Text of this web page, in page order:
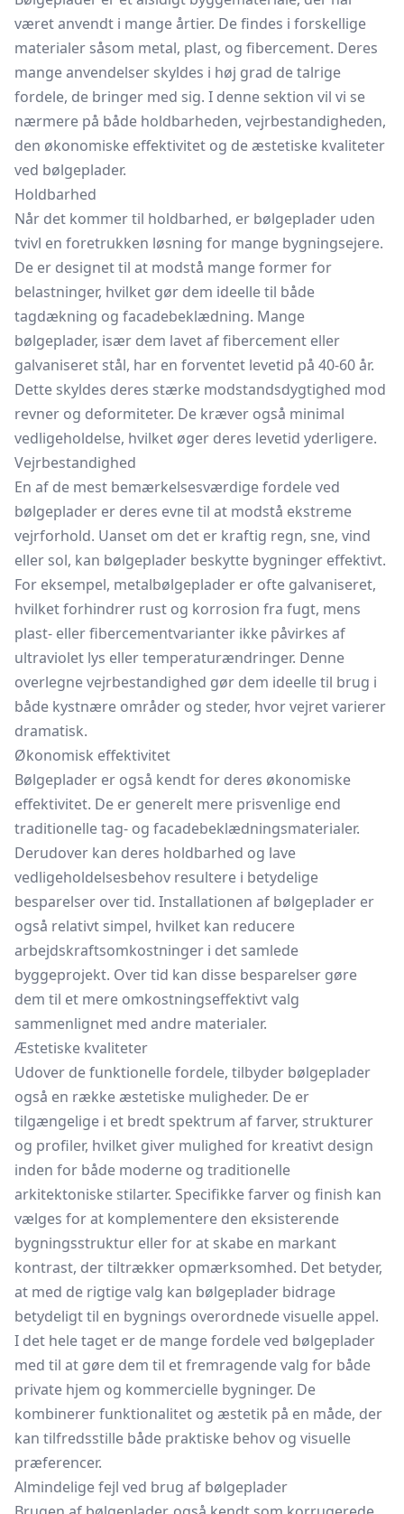
været anvendt i mange årtier. De findes i forskellige
materialer såsom metal, plast, og fibercement. Deres
mange anvendelser skyldes i høj grad de talrige
fordele, de bringer med sig. I denne sektion vil vi se
nærmere på både holdbarheden, vejrbestandigheden,
den økonomiske effektivitet og de æstetiske kvaliteter
ved bølgeplader.
Holdbarhed
Når det kommer til holdbarhed, er bølgeplader uden
tvivl en foretrukken løsning for mange bygningsejere.
De er designet til at modstå mange former for
belastninger, hvilket gør dem ideelle til både
tagdækning og facadebeklædning. Mange
bølgeplader, især dem lavet af fibercement eller
galvaniseret stål, har en forventet levetid på 40-60 år.
Dette skyldes deres stærke modstandsdygtighed mod
revner og deformiteter. De kræver også minimal
vedligeholdelse, hvilket øger deres levetid yderligere.
Vejrbestandighed
En af de mest bemærkelsesværdige fordele ved
bølgeplader er deres evne til at modstå ekstreme
vejrforhold. Uanset om det er kraftig regn, sne, vind
eller sol, kan bølgeplader beskytte bygninger effektivt.
For eksempel, metalbølgeplader er ofte galvaniseret,
hvilket forhindrer rust og korrosion fra fugt, mens
plast- eller fibercementvarianter ikke påvirkes af
ultraviolet lys eller temperaturændringer. Denne
overlegne vejrbestandighed gør dem ideelle til brug i
både kystnære områder og steder, hvor vejret varierer
dramatisk.
Økonomisk effektivitet
Bølgeplader er også kendt for deres økonomiske
effektivitet. De er generelt mere prisvenlige end
traditionelle tag- og facadebeklædningsmaterialer.
Derudover kan deres holdbarhed og lave
vedligeholdelsesbehov resultere i betydelige
besparelser over tid. Installationen af bølgeplader er
også relativt simpel, hvilket kan reducere
arbejdskraftsomkostninger i det samlede
byggeprojekt. Over tid kan disse besparelser gøre
dem til et mere omkostningseffektivt valg
sammenlignet med andre materialer.
Æstetiske kvaliteter
Udover de funktionelle fordele, tilbyder bølgeplader
også en række æstetiske muligheder. De er
tilgængelige i et bredt spektrum af farver, strukturer
og profiler, hvilket giver mulighed for kreativt design
inden for både moderne og traditionelle
arkitektoniske stilarter. Specifikke farver og finish kan
vælges for at komplementere den eksisterende
bygningsstruktur eller for at skabe en markant
kontrast, der tiltrækker opmærksomhed. Det betyder,
at med de rigtige valg kan bølgeplader bidrage
betydeligt til en bygnings overordnede visuelle appel.
I det hele taget er de mange fordele ved bølgeplader
med til at gøre dem til et fremragende valg for både
private hjem og kommercielle bygninger. De
kombinerer funktionalitet og æstetik på en måde, der
kan tilfredsstille både praktiske behov og visuelle
præferencer.
Almindelige fejl ved brug af bølgeplader